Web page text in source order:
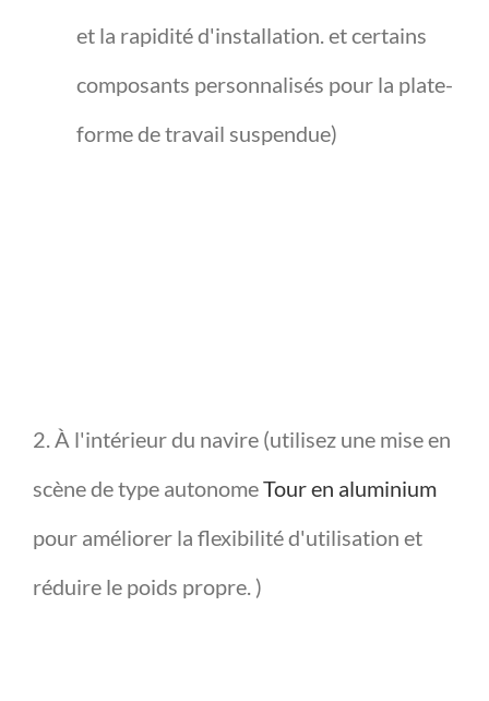
et la rapidité d'installation. et certains
composants personnalisés pour la plate-
forme de travail suspendue)
2. À l'intérieur du navire (utilisez une mise en
scène de type autonomeTour en aluminium
pour améliorer la flexibilité d'utilisation et
réduire le poids propre. )